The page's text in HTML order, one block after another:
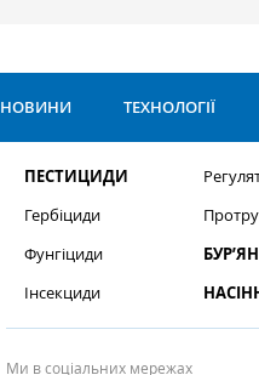
НОВИНИ ТЕХНОЛОГІЇ
ПЕСТИЦИДИ
Гербіциди
Фунгіциди
Інсекциди
Ми в соціальних мережах